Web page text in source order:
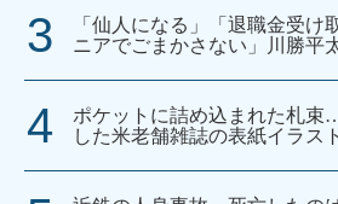
「仙人になる」「退職金受け
ニアでごまかさない」川勝平
ポケットに詰め込まれた札束
した米老舗雑誌の表紙イラス